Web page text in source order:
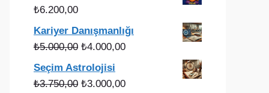
₺49.900,00.
₺6.200,00
Kariyer Danışmanlığı
₺5.000,00 Orijinal
fiyat:
₺5.000,00.
₺4.000,00Şu
fiyat:
Seçim Astrolojisi
₺3.750,00 Orijinal
₺3.000,00Şu